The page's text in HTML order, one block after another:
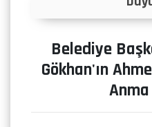
Belediye
Gökhan'ın